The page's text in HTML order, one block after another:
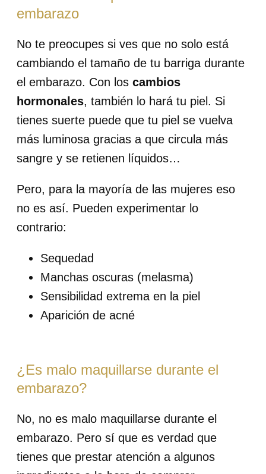
embarazo
No te preocupes si ves que no solo está
cambiando el tamaño de tu barriga durante
el embarazo. Con los cambios
hormonales, también lo hará tu piel. Si
tienes suerte puede que tu piel se vuelva
más luminosa gracias a que circula más
sangre y se retienen líquidos…
Pero, para la mayoría de las mujeres eso
no es así. Pueden experimentar lo
contrario:
Sequedad
Manchas oscuras (melasma)
Sensibilidad extrema en la piel
Aparición de acné
¿Es malo maquillarse durante el
embarazo?
No, no es malo maquillarse durante el
embarazo. Pero sí que es verdad que
tienes que prestar atención a algunos